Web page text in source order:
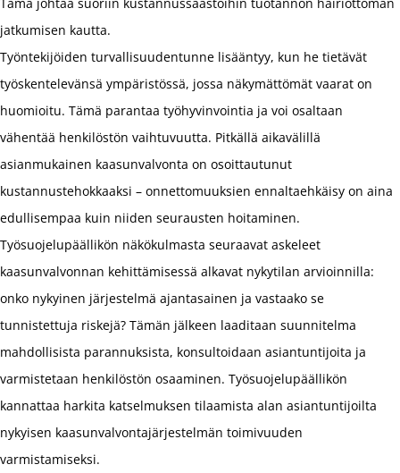
jatkumisen kautta.
Työntekijöiden turvallisuudentunne lisääntyy, kun he tietävät
työskentelevänsä ympäristössä, jossa näkymättömät vaarat on
huomioitu. Tämä parantaa työhyvinvointia ja voi osaltaan
vähentää henkilöstön vaihtuvuutta. Pitkällä aikavälillä
asianmukainen kaasunvalvonta on osoittautunut
kustannustehokkaaksi – onnettomuuksien ennaltaehkäisy on aina
edullisempaa kuin niiden seurausten hoitaminen.
Työsuojelupäällikön näkökulmasta seuraavat askeleet
kaasunvalvonnan kehittämisessä alkavat nykytilan arvioinnilla:
onko nykyinen järjestelmä ajantasainen ja vastaako se
tunnistettuja riskejä? Tämän jälkeen laaditaan suunnitelma
mahdollisista parannuksista, konsultoidaan asiantuntijoita ja
varmistetaan henkilöstön osaaminen. Työsuojelupäällikön
kannattaa harkita katselmuksen tilaamista alan asiantuntijoilta
nykyisen kaasunvalvontajärjestelmän toimivuuden
varmistamiseksi.